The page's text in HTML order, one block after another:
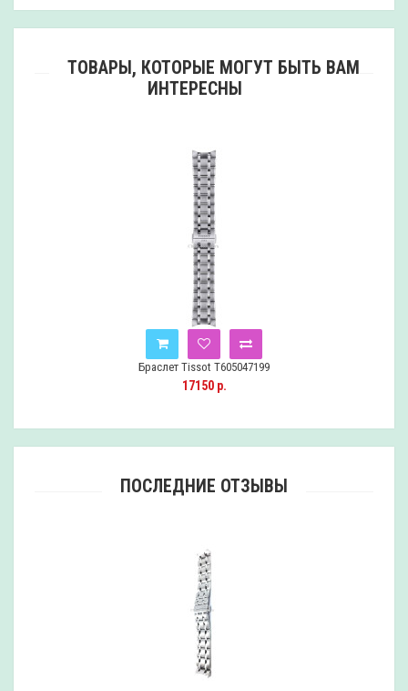
ТОВАРЫ, КОТОРЫЕ МОГУТ БЫТЬ ВАМ
ИНТЕРЕСНЫ
Браслет Tissot T605047199
17150 р.
ПОСЛЕДНИЕ ОТЗЫВЫ